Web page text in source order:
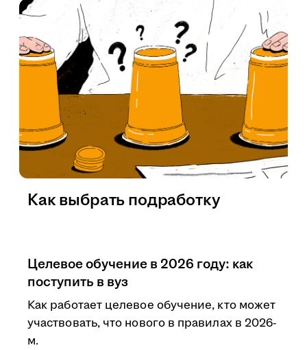
Как выбрать подработку
Целевое обучение в 2026 году: как
поступить в вуз
Как работает целевое обучение, кто может
участвовать, что нового в правилах в 2026-
м.